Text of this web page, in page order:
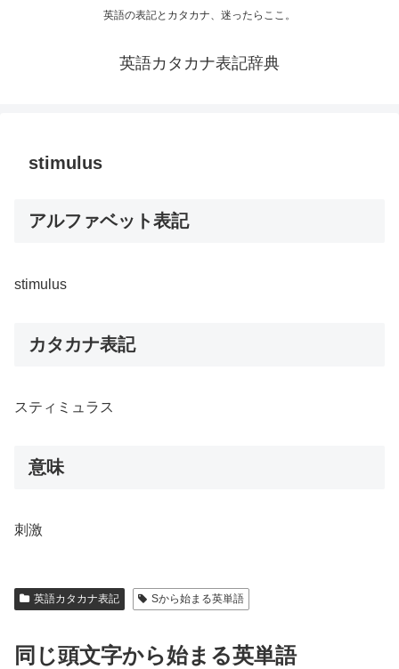
英語の表記とカタカナ、迷ったらここ。
英語カタカナ表記辞典
stimulus
アルファベット表記
stimulus
カタカナ表記
スティミュラス
意味
刺激
英語カタカナ表記 Sから始まる英単語
同じ頭文字から始まる英単語